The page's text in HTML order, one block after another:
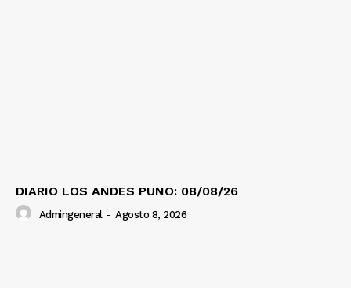
DIARIO LOS ANDES PUNO: 08/08/26
Admingeneral - Agosto 8, 2026